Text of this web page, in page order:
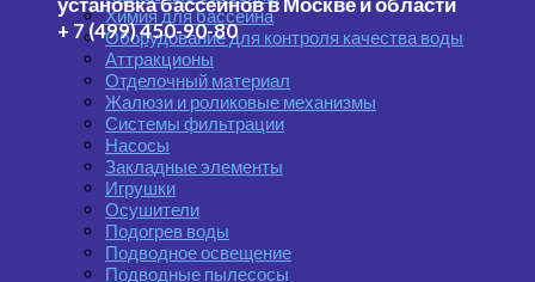
Химия для бассейна
Оборудование для контроля качества воды
Аттракционы
Отделочный материал
Жалюзи и роликовые механизмы
Системы фильтрации
Насосы
Закладные элементы
Игрушки
Осушители
Подогрев воды
Подводное освещение
Подводные пылесосы
+ 7 (499) 450-90-80